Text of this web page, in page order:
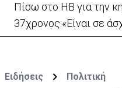
Β. Βάσεις για
συχνότητα εμφάνισης
Ειδήσεις Πολιτική